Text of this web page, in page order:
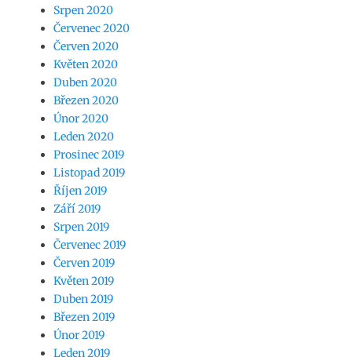
Srpen 2020
Červenec 2020
Červen 2020
Květen 2020
Duben 2020
Březen 2020
Únor 2020
Leden 2020
Prosinec 2019
Listopad 2019
Říjen 2019
Září 2019
Srpen 2019
Červenec 2019
Červen 2019
Květen 2019
Duben 2019
Březen 2019
Únor 2019
Leden 2019